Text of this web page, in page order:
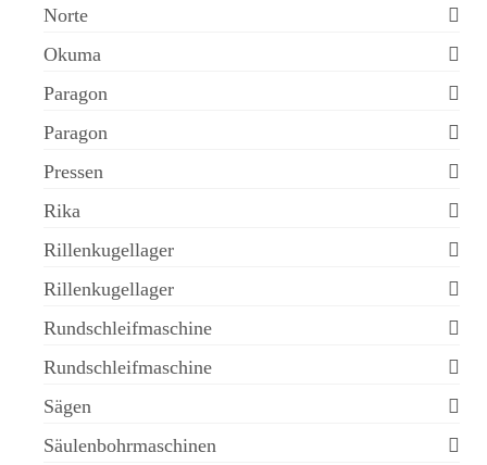
Norte
Okuma
Paragon
Paragon
Pressen
Rika
Rillenkugellager
Rillenkugellager
Rundschleifmaschine
Rundschleifmaschine
Sägen
Säulenbohrmaschinen